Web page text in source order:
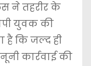
ने तहरीर के
युवक की
है कि जल्द ही
कार्रवाई की